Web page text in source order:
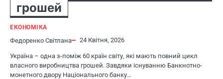
грошей
ЕКОНОМІКА
Федоренко Світлана 24 Квітня, 2026
Україна – одна з-поміж 60 країн світу, які мають повний цикл
власного виробництва грошей. Завдяки існуванню Банкнотно-
монетного двору Національного банку…